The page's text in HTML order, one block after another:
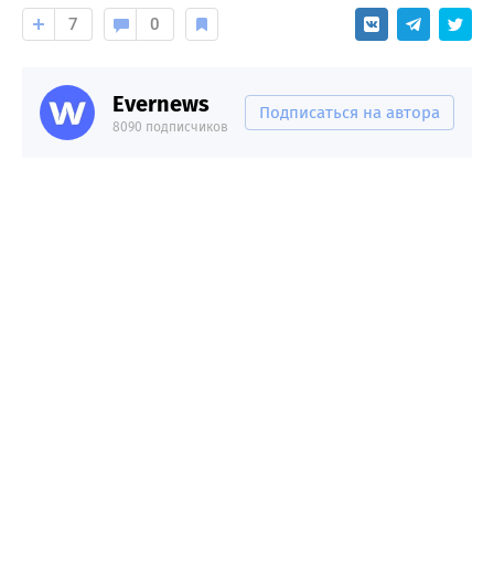
7 0
Evernews
8090 подписчиков
Подписаться на автора